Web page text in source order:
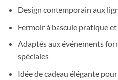
Design contemporain aux
Fermoir à bascule pratique et
Adaptés aux événements
spéciales
Idée de cadeau élégante